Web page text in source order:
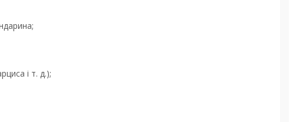
і т. д.);